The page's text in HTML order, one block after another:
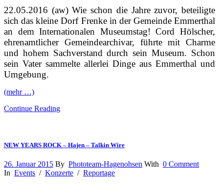
22.05.2016 (aw) Wie schon die Jahre zuvor, beteiligte
sich das kleine Dorf Frenke in der Gemeinde Emmerthal
an dem Internationalen Museumstag! Cord Hölscher,
ehrenamtlicher Gemeindearchivar, führte mit Charme
und hohem Sachverstand durch sein Museum. Schon
sein Vater sammelte allerlei Dinge aus Emmerthal und
Umgebung.
(mehr …)
Continue Reading
NEW YEARS ROCK – Hajen – Talkin Wire
26. Januar 2015 By Phototeam-Hagenohsen With 0 Comment
In Events / Konzerte / Reportage